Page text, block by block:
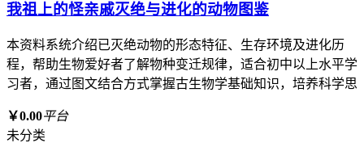
我祖上的怪亲戚灭绝与进化的动物图鉴
本资料系统介绍已灭绝动物的形态特征、生存环境及进化历
程，帮助生物爱好者了解物种变迁规律，适合初中以上水平学
习者，通过图文结合方式掌握古生物学基础知识，培养科学思
￥0.00平台
未分类